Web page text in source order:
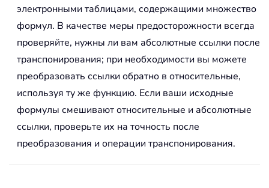
электронными таблицами, содержащими множество
формул. В качестве меры предосторожности всегда
проверяйте, нужны ли вам абсолютные ссылки после
транспонирования; при необходимости вы можете
преобразовать ссылки обратно в относительные,
используя ту же функцию. Если ваши исходные
формулы смешивают относительные и абсолютные
ссылки, проверьте их на точность после
преобразования и операции транспонирования.